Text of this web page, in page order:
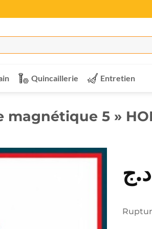
Quincaillerie Entretien
magnétique 5 »
د.ج